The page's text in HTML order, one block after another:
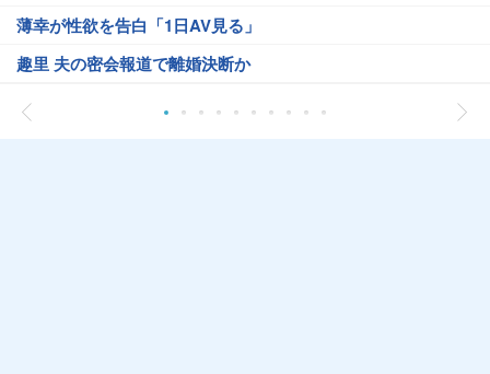
薄幸が性欲を告白「1日AV見る」
趣里 夫の密会報道で離婚決断か